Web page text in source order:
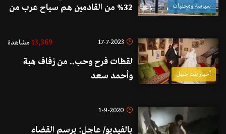
سياسة ومحليات
32% من القادمين هم سياح عرب من
من 12 ألف راكب من كل الوجهات!
أخبار بنت جبيل
17-7-2023
13,369 مشاهدة
لقطات فرح وحب.. من زفاف هبة
وأحمد سعد
1-9-2020
بالفيديو/ عاجل: برسم القضاء